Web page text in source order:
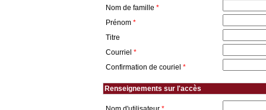
Nom de famille *
Prénom *
Titre
Courriel *
Confirmation de couriel *
Renseignements sur l'accès